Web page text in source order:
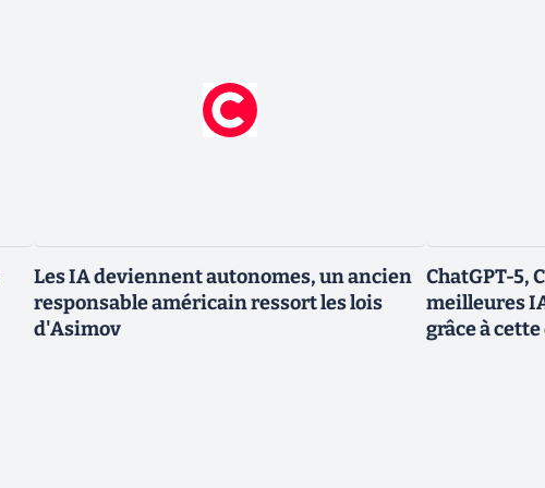
Les IA deviennent autonomes, un ancien
responsable américain ressort les lois
d'Asimov
ChatGPT-5,
meilleures
grâce à